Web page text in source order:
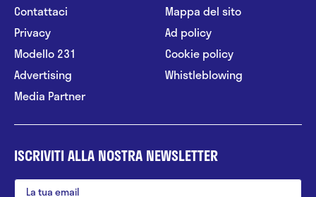
Contattaci
Privacy
Modello 231
Advertising
Media Partner
Mappa del sito
Ad policy
Cookie policy
Whistleblowing
ISCRIVITI ALLA NOSTRA NEWSLETTER